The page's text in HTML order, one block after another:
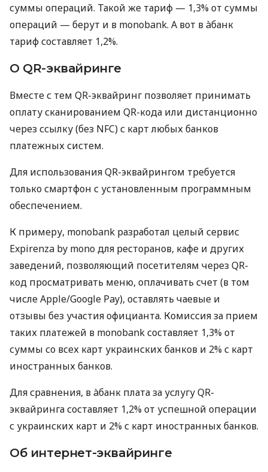
суммы операций. Такой же тариф — 1,3% от суммы
операций — берут и в monobank. А вот в àбанк
тариф составляет 1,2%.
О QR-эквайринге
Вместе с тем QR-эквайринг позволяет принимать
оплату сканированием QR-кода или дистанционно
через ссылку (без NFC) с карт любых банков
платежных систем.
Для использования QR-эквайрингом требуется
только смартфон с установленным программным
обеспечением.
К примеру, monobank разработал целый сервис
Expirenza by mono для ресторанов, кафе и других
заведений, позволяющий посетителям через QR-
код просматривать меню, оплачивать счет (в том
числе Apple/Google Pay), оставлять чаевые и
отзывы без участия официанта. Комиссия за прием
таких платежей в monobank составляет 1,3% от
суммы со всех карт украинских банков и 2% с карт
иностранных банков.
Для сравнения, в àбанк плата за услугу QR-
эквайринга составляет 1,2% от успешной операции
с украинских карт и 2% с карт иностранных банков.
Об интернет-эквайринге